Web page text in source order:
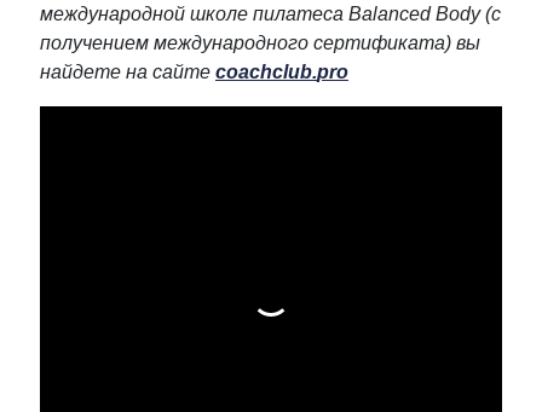
международной школе пилатеса Balanced Body(с
получением международного сертификата) вы
найдете на сайте coachclub.pro